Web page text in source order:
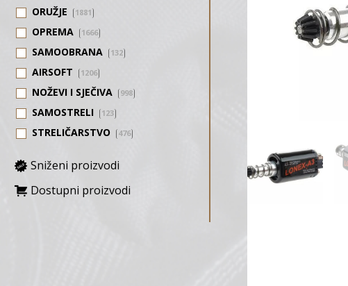
ORUŽJE 1881
OPREMA 1666
SAMOOBRANA 132
AIRSOFT 1206
NOŽEVI I SJEČIVA 998
SAMOSTRELI 123
STRELIČARSTVO 476
Sniženi proizvodi
Dostupni proizvodi